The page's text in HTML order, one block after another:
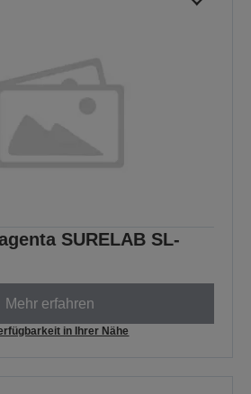
SURELAB SL-
Mehr erfahren
in Ihrer Nähe